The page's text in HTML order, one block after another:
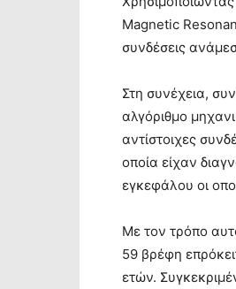
Magnetic
συνδέσεις
Στη συνέχεια,
αλγόριθμο
αντίστοιχες
οποία είχαν
εγκεφάλου οι
Με τον τρόπο
59 βρέφη
ετών.